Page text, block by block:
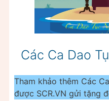
Các Ca Dao
Tham khảo thêm Các
được SCR.VN gửi tặng